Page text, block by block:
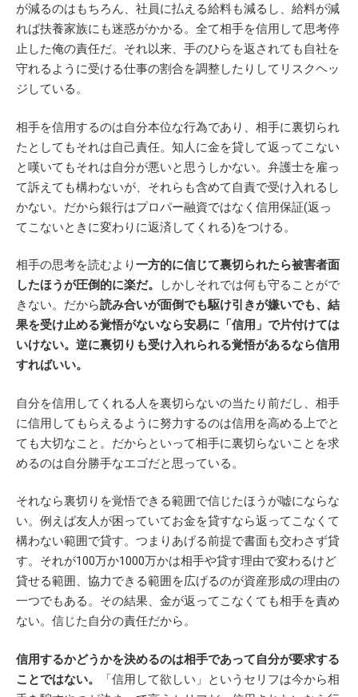
が減るのはもちろん、社員に払える給料も減るし、給料が減
れば扶養家族にも迷惑がかかる。全て相手を信用して思考停
止した俺の責任だ。それ以来、手のひらを返されても自社を
守れるように受ける仕事の割合を調整したりしてリスクヘッ
ジしている。
相手を信用するのは自分本位な行為であり、相手に裏切られ
たとしてもそれは自己責任。知人に金を貸して返ってこない
と嘆いてもそれは自分が悪いと思うしかない。弁護士を雇っ
て訴えても構わないが、それらも含めて自責で受け入れるし
かない。だから銀行はプロパー融資ではなく信用保証(返っ
てこないときに変わりに返済してくれる)をつける。
相手の思考を読むより一方的に信じて裏切られたら被害者面
したほうが圧倒的に楽だ。
しかしそれでは何も守ることがで
きない。だから読み合いが面倒でも駆け引きが嫌いでも、結
果を受け止める覚悟がないなら安易に「信用」で片付けては
いけない。逆に裏切りも受け入れられる覚悟があるなら信用
すればいい。
自分を信用してくれる人を裏切らないの当たり前だし、相手
に信用してもらえるように努力するのは信用を高める上でと
ても大切なこと。だからといって相手に裏切らないことを求
めるのは自分勝手なエゴだと思っている。
それなら裏切りを覚悟できる範囲で信じたほうが嘘にならな
い。例えば友人が困っていてお金を貸すなら返ってこなくて
構わない範囲で貸す。つまりあげる前提で書面も交わさず貸
す。それが100万か1000万かは相手や貸す理由で変わるけど
貸せる範囲、協力できる範囲を広げるのが資産形成の理由の
一つでもある。その結果、金が返ってこなくても相手を責め
ない。信じた自分の責任だから。
信用するかどうかを決めるのは相手であって自分が要求する
ことではない。
「信用して欲しい」というセリフは今から相